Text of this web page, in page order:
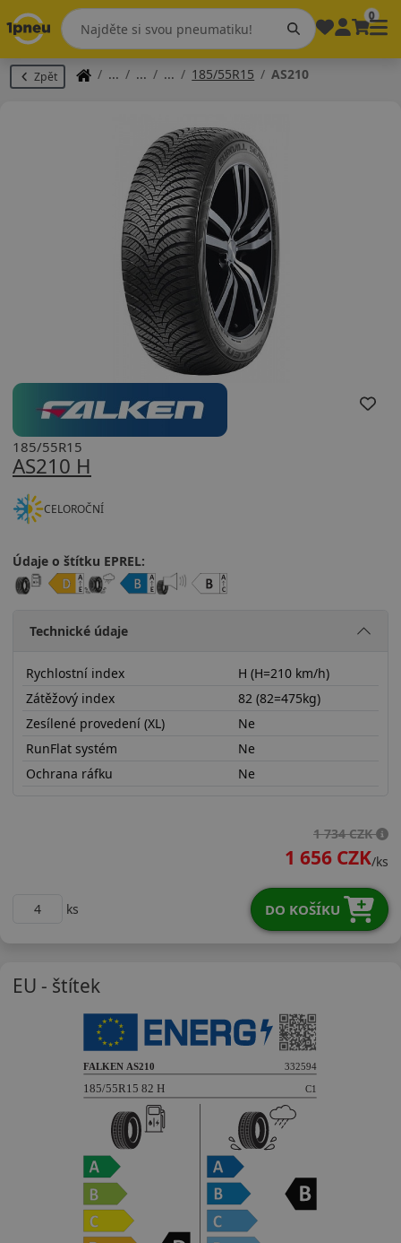
0
Zpět 185/55R15 AS210
AS210 H
185/55R15
CELOROČNÍ
Údaje o štítku EPREL:
Technické údaje
Rychlostní index
H (H=210 km/h)
Zátěžový index
82 (82=475kg)
Zesílené provedení (XL)
Ne
RunFlat systém
Ne
Ochrana ráfku
Ne
1 734 CZK
1 656 CZK/ks
ks DO KOŠÍKU
EU - štítek